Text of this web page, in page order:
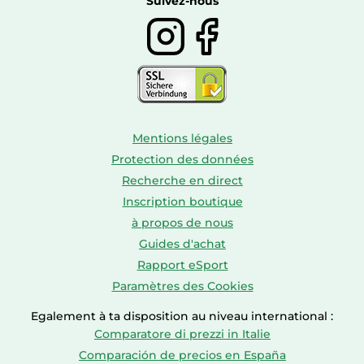
Mentions légales
Protection des données
Recherche en direct
Inscription boutique
à propos de nous
Guides d'achat
Rapport eSport
Paramètres des Cookies
Egalement à ta disposition au niveau international :
Comparatore di prezzi in Italie
Comparación de precios en España